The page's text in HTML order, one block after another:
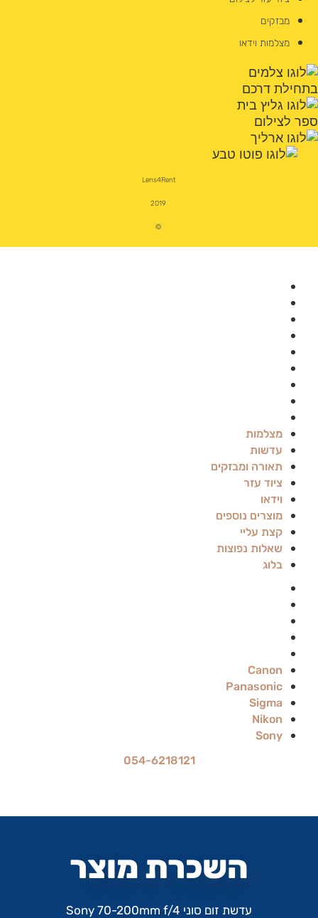
מבזקים
מצלמות וידאו
Lens4Rent
2019
©
מצלמות
עדשות
תאורה ומבזקים
ציוד עזר
וידאו
מוצרים נוספים
קצת עליי
שאלות נפוצות
בלוג
Canon
Panasonic
Sigma
Nikon
Sony
054-6218121
השכרת מוצר
עדשת זום סוני Sony 70-200mm f/4